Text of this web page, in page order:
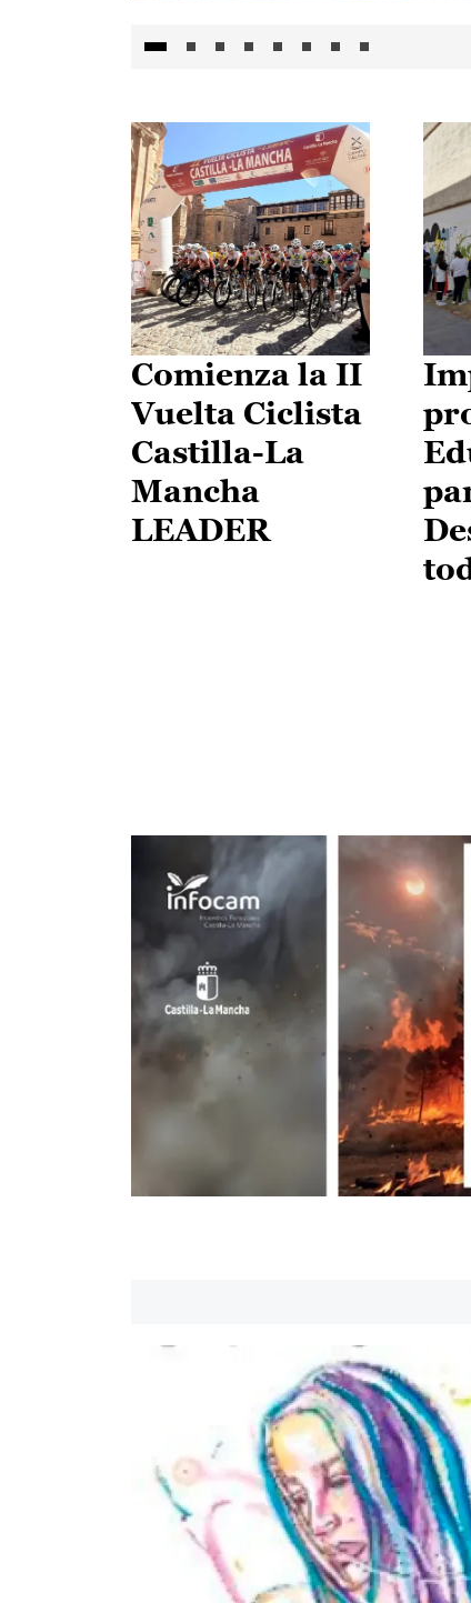
Comienza la II
Vuelta Ciclista
Castilla-La
Mancha
LEADER